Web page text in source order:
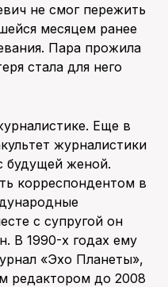
не смог пережить
месяцем ранее
Пара прожила
стала для него
Еще в
журналистики
будущей женой.
корреспондентом в
с супругой он
В 1990-х годах ему
«Эхо Планеты»,
редактором до 2008